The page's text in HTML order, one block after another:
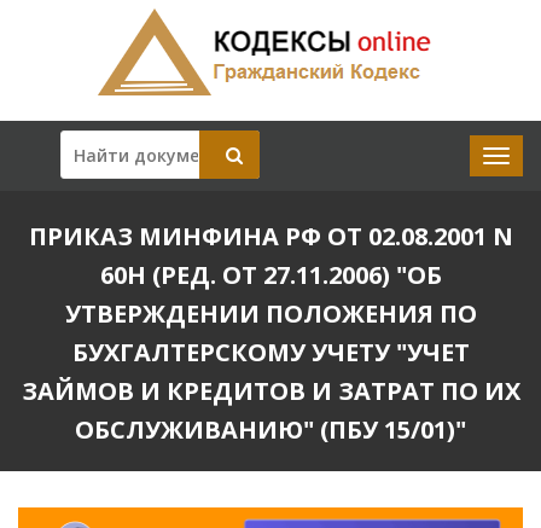
ПРИКАЗ МИНФИНА РФ ОТ 02.08.2001 N
60Н (РЕД. ОТ 27.11.2006) "ОБ
УТВЕРЖДЕНИИ ПОЛОЖЕНИЯ ПО
БУХГАЛТЕРСКОМУ УЧЕТУ "УЧЕТ
ЗАЙМОВ И КРЕДИТОВ И ЗАТРАТ ПО ИХ
ОБСЛУЖИВАНИЮ" (ПБУ 15/01)"